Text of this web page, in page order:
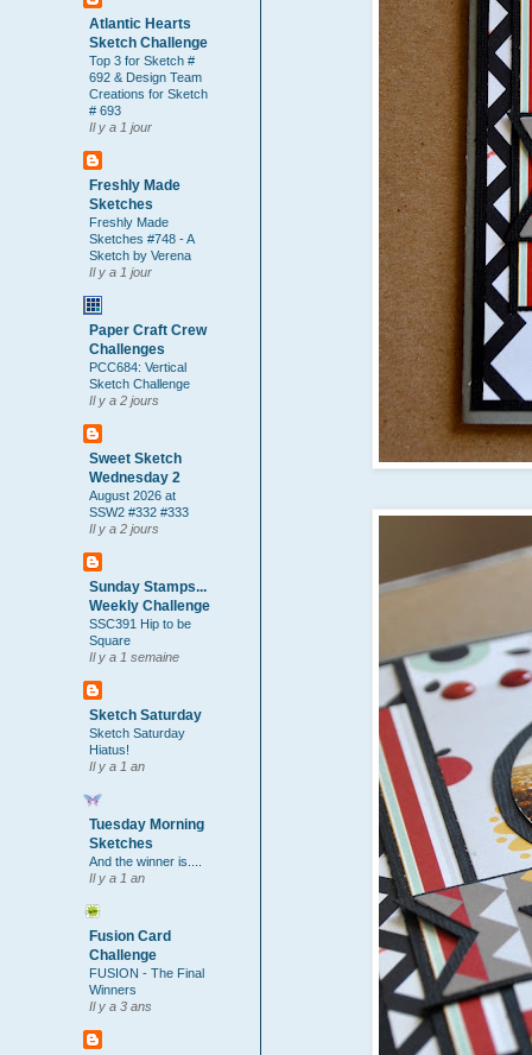
Atlantic Hearts
Sketch Challenge
Top 3 for Sketch #
692 & Design Team
Creations for Sketch
# 693
Il y a 1 jour
Freshly Made
Sketches
Freshly Made
Sketches #748 - A
Sketch by Verena
Il y a 1 jour
Paper Craft Crew
Challenges
PCC684: Vertical
Sketch Challenge
Il y a 2 jours
Sweet Sketch
Wednesday 2
August 2026 at
SSW2 #332 #333
Il y a 2 jours
Sunday Stamps...
Weekly Challenge
SSC391 Hip to be
Square
Il y a 1 semaine
Sketch Saturday
Sketch Saturday
Hiatus!
Il y a 1 an
Tuesday Morning
Sketches
And the winner is....
Il y a 1 an
Fusion Card
Challenge
FUSION - The Final
Winners
Il y a 3 ans